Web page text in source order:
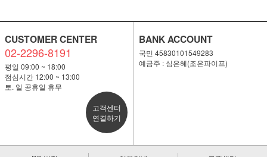
CUSTOMER CENTER
02-2296-8191
평일 09:00 ~ 18:00
점심시간 12:00 ~ 13:00
토. 일 공휴일 휴무
고객센터
연결하기
BANK ACCOUNT
국민 45830101549283
예금주 : 심은혜(조은파이프)